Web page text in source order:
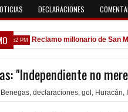
DECLARACIONES
Reclamo millonario de San Martín
"Independiente no
Benegas, declaraciones, gol , Huracán,